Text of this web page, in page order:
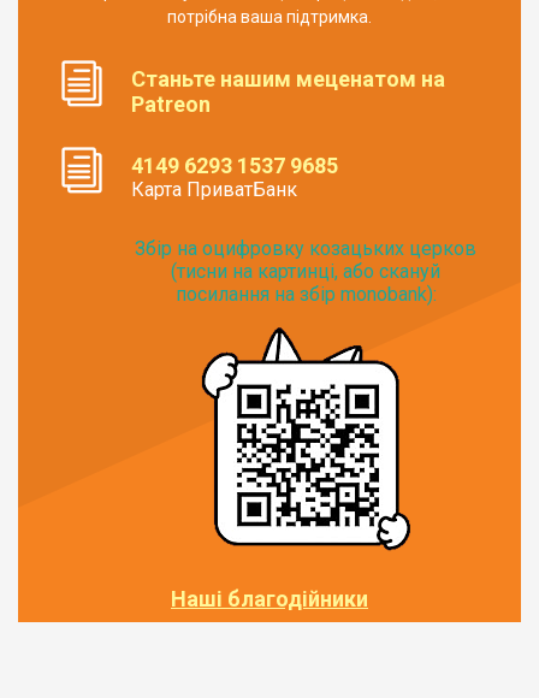
потрібна ваша підтримка.
Станьте нашим меценатом на
Patreon
4149 6293 1537 9685
Карта ПриватБанк
Збір на оцифровку козацьких церков
(тисни на картинці, або скануй
посилання на збір monobank):
Наші благодійники